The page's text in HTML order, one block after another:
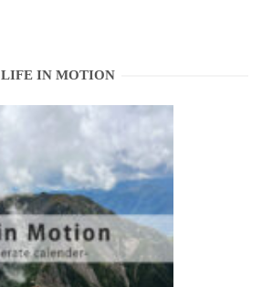
LIFE IN MOTION